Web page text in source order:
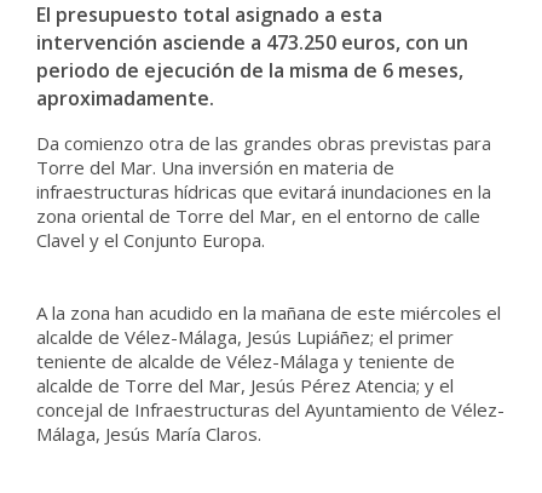
El presupuesto total asignado a esta
intervención asciende a 473.250 euros, con un
periodo de ejecución de la misma de 6 meses,
aproximadamente.
Da comienzo otra de las grandes obras previstas para
Torre del Mar. Una inversión en materia de
infraestructuras hídricas que evitará inundaciones en la
zona oriental de Torre del Mar, en el entorno de calle
Clavel y el Conjunto Europa.
A la zona han acudido en la mañana de este miércoles el
alcalde de Vélez-Málaga, Jesús Lupiáñez; el primer
teniente de alcalde de Vélez-Málaga y teniente de
alcalde de Torre del Mar, Jesús Pérez Atencia; y el
concejal de Infraestructuras del Ayuntamiento de Vélez-
Málaga, Jesús María Claros.